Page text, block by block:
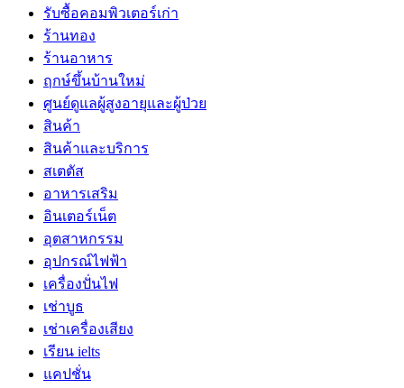
รับซื้อคอมพิวเตอร์เก่า
ร้านทอง
ร้านอาหาร
ฤกษ์ขึ้นบ้านใหม่
ศูนย์ดูแลผู้สูงอายุและผู้ป่วย
สินค้า
สินค้าและบริการ
สเตตัส
อาหารเสริม
อินเตอร์เน็ต
อุตสาหกรรม
อุปกรณ์ไฟฟ้า
เครื่องปั่นไฟ
เช่าบูธ
เช่าเครื่องเสียง
เรียน ielts
แคปชั่น